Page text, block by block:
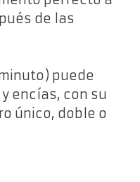
de las
puede
encías, con su
único, doble o